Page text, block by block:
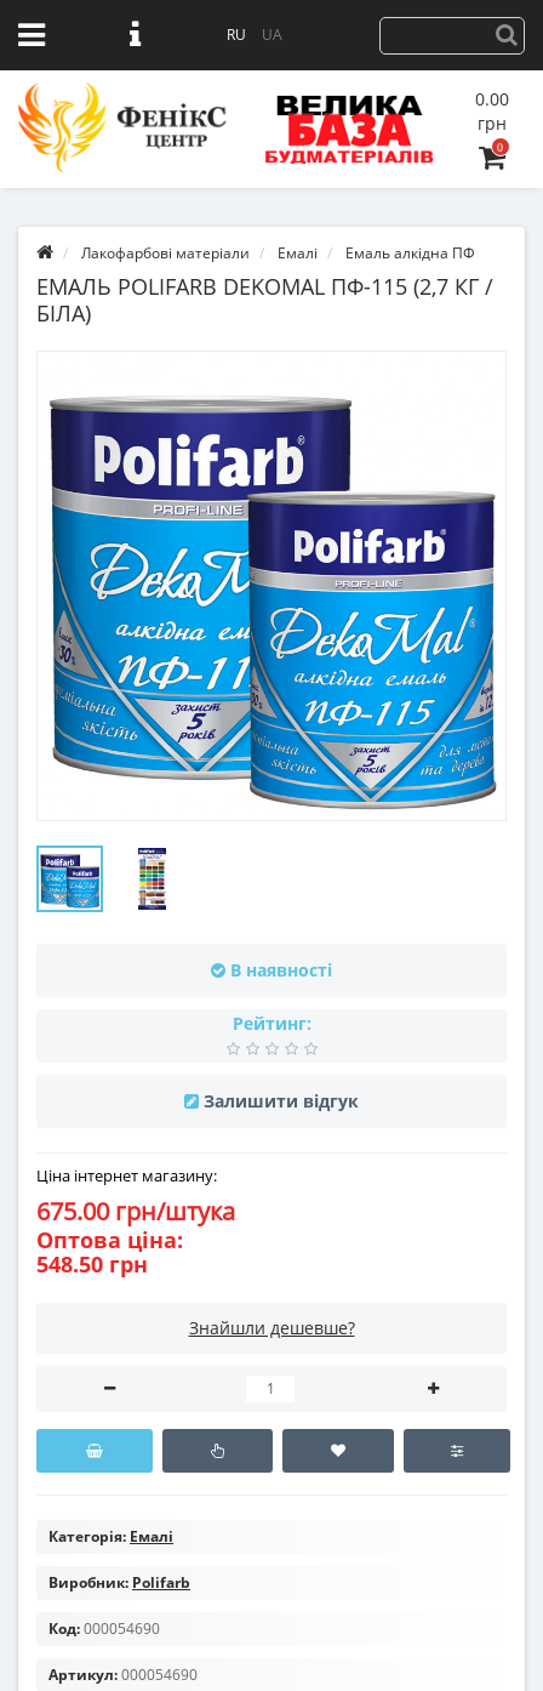
RU UA
0.00
грн
0
Лакофарбові матеріали Емалі Емаль алкідна ПФ
ЕМАЛЬ POLIFARB DEKOMAL ПФ-115 (2,7 КГ /
БІЛА)
В наявності
Рейтинг:
Залишити відгук
Ціна інтернет магазину:
675.00 грн/штука
Оптова ціна:
548.50 грн
Знайшли дешевше?
Категорія: Емалі
Виробник: Polifarb
Код:000054690
Артикул:000054690